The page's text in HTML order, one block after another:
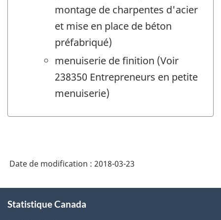
montage de charpentes d'acier
et mise en place de béton
préfabriqué)
menuiserie de finition (Voir
238350 Entrepreneurs en petite
menuiserie)
Date de modification : 2018-03-23
propos
Statistique Canada